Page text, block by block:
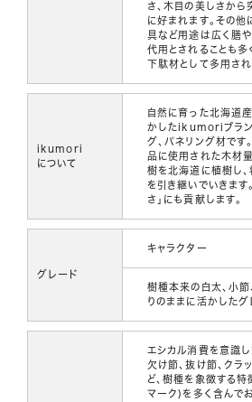
さ、木目の美しさから
に好まれます。その他
具など用途は広く膳
代用とされることも多
下駄材として多用され
ikumori
について
自然に育った北海道
かしたikumoriブラン
グ、パネリング材です
品に使用された木材
樹を北海道に植樹し
を引き継いでいきま
さ」にも貢献します。
グレード
キャラクター
樹種本来の白太、小節
りのままに活かしたグ
エシカル消費を意識し
欠け節、抜け節、クラ
ど、樹種を象徴する
マーク)を多く含んでお